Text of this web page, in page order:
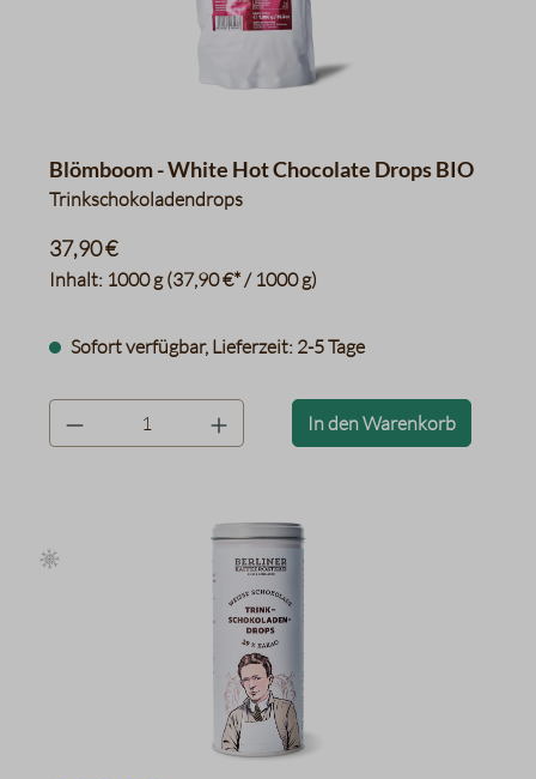
Blömboom - White Hot Chocolate Drops BIO
Trinkschokoladendrops
Inhalt: 1000 g(37,90 €* / 1000 g)
37,90 €
Sofort verfügbar, Lieferzeit: 2-5 Tage
product.quantityLabel In den Warenkorb